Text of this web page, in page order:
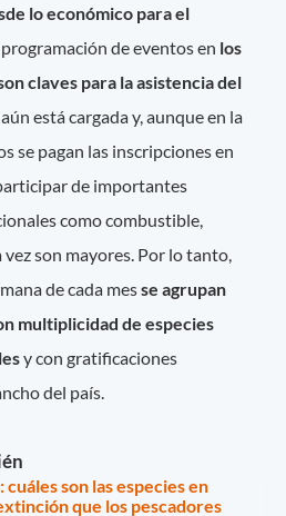
lo económico para el
de eventos en los
claves para la asistencia del
está cargada y, aunque en la
se pagan las inscripciones en
de importantes
como combustible,
son mayores. Por lo tanto,
de cada messe agrupan
multiplicidad de especies
y con gratificaciones
del país.
son las especies en
que los pescadores